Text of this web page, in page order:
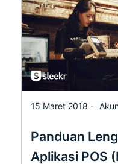
15 Maret 2018 -
Panduan
Aplikasi POS